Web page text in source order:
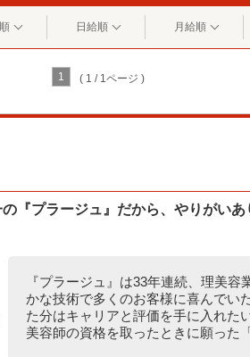
日給順 月給順
1 ( 1 / 1ページ )
の『プラージュ』だから、やりがい
『プラージュ』は33年連続、理美容
かな技術で多くのお客様に喜んでい
た分はキャリアと評価を手に入れた
美容師の資格を取ったときに願った